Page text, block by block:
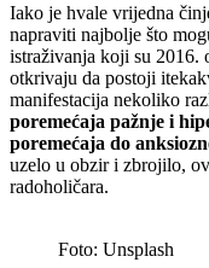
Iako je hvale vrijedna
napraviti najbolje što
istraživanja koji su 2016.
otkrivaju da postoji
manifestacija nekoliko
poremećaja pažnje i
poremećaja do
uzelo u obzir i zbrojilo,
radoholičara.
Foto: Unsplash